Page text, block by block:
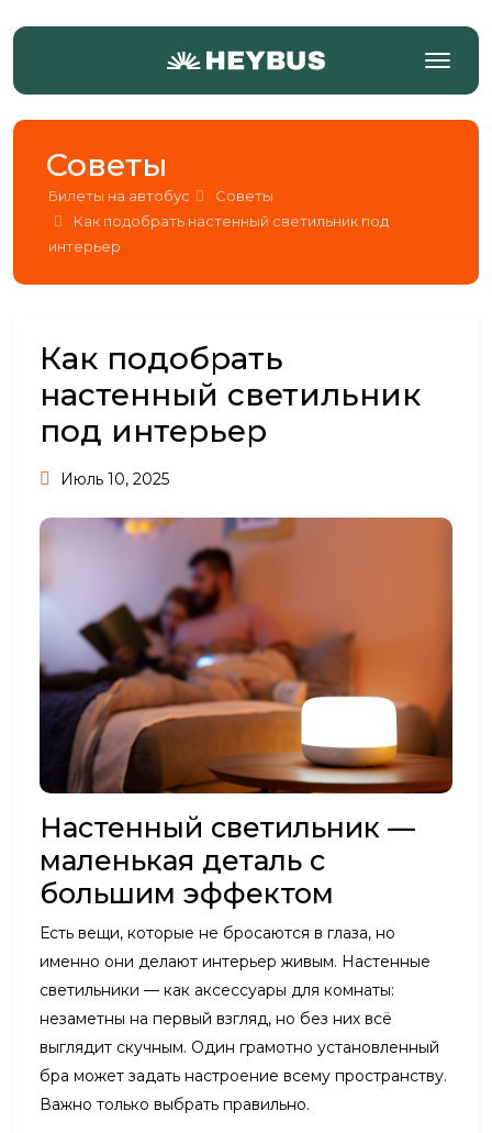
Советы
Билеты на автобус
Советы
Как подобрать настенный светильник под
интерьер
Как подобрать
настенный светильник
под интерьер
Июль 10, 2025
Настенный светильник —
маленькая деталь с
большим эффектом
Есть вещи, которые не бросаются в глаза, но
именно они делают интерьер живым. Настенные
светильники — как аксессуары для комнаты:
незаметны на первый взгляд, но без них всё
выглядит скучным. Один грамотно установленный
бра может задать настроение всему пространству.
Важно только выбрать правильно.